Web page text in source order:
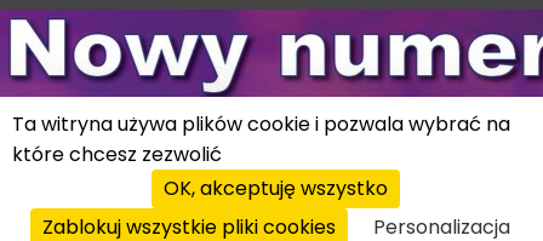
Ta witryna używa plików cookie i pozwala wybrać na
które chcesz zezwolić
OK, akceptuję wszystko
Zablokuj wszystkie pliki cookies
Personalizacja